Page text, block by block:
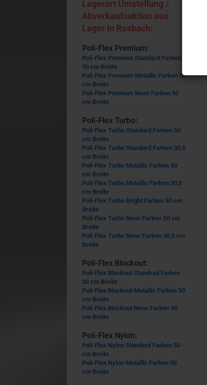
Lagerort Umstellung /
Abverkaufsaktion aus
Lager in Rosbach:
Poli-Flex Premium:
Poli-Flex Premium Standard Farben
50 cm Breite
Poli-Flex Premium Metallic Farben 50
cm Breite
Poli-Flex Premium Neon Farben 50
cm Breite
Poli-Flex Turbo:
Poli-Flex Turbo Standard Farben 50
cm Breite
Poli-Flex Turbo Standard Farben 30,5
cm Breite
Poli-Flex Turbo Metallic Farben 50
cm Breite
Poli-Flex Turbo Metallic Farben 30,5
cm Breite
Poli-Flex Turbo Bright Farben 50 cm
Breite
Poli-Flex Turbo Neon Farben 50 cm
Breite
Poli-Flex Turbo Neon Farben 30,5 cm
Breite
Poli-Flex Blockout:
Poli-Flex Blockout Standrad Farben
50 cm Breite
Poli-Flex Blockout Metallic Farben 50
cm Breite
Poli-Flex Blockout Neon Farben 50
cm Breite
Poli-Flex Nylon:
Poli-Flex Nylon Standard Farben 50
cm Breite
Poli-Flex Nylon Metallic Farben 50
cm Breite